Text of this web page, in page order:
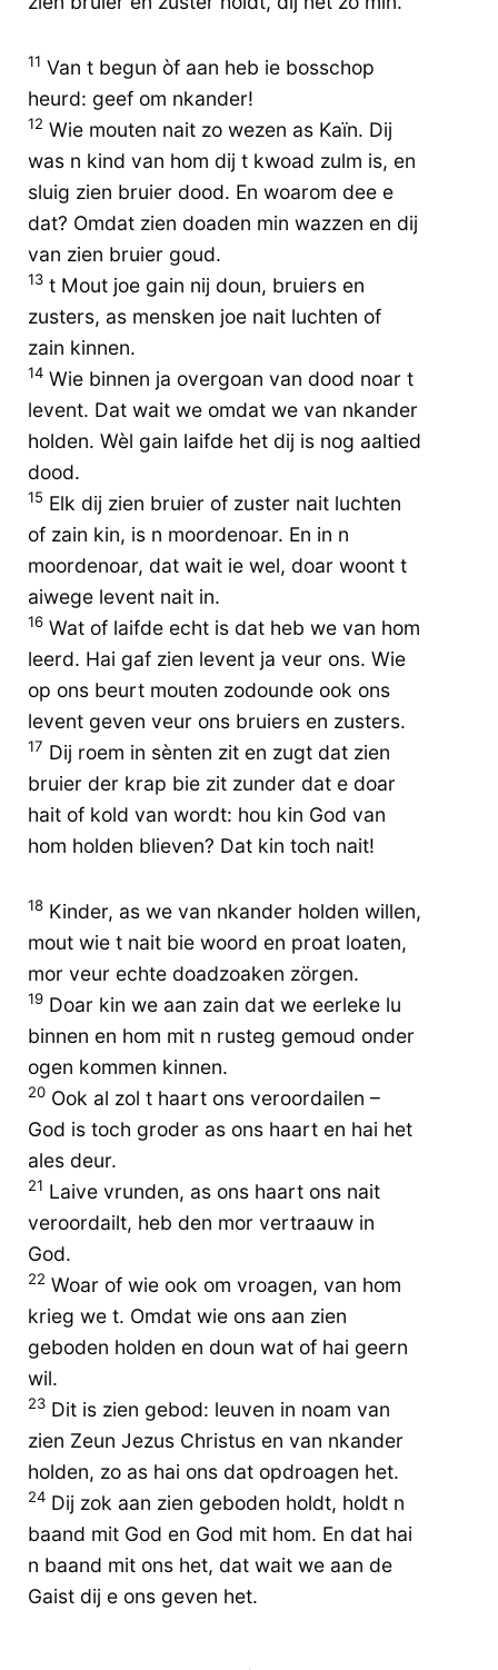
11 Van t begun òf aan heb ie bosschop
heurd: geef om nkander!
12 Wie mouten nait zo wezen as Kaïn. Dij
was n kind van hom dij t kwoad zulm is, en
sluig zien bruier dood. En woarom dee e
dat? Omdat zien doaden min wazzen en dij
van zien bruier goud.
13 t Mout joe gain nij doun, bruiers en
zusters, as mensken joe nait luchten of
zain kinnen.
14 Wie binnen ja overgoan van dood noar t
levent. Dat wait we omdat we van nkander
holden. Wèl gain laifde het dij is nog aaltied
dood.
15 Elk dij zien bruier of zuster nait luchten
of zain kin, is n moordenoar. En in n
moordenoar, dat wait ie wel, doar woont t
aiwege levent nait in.
16 Wat of laifde echt is dat heb we van hom
leerd. Hai gaf zien levent ja veur ons. Wie
op ons beurt mouten zodounde ook ons
levent geven veur ons bruiers en zusters.
17 Dij roem in sènten zit en zugt dat zien
bruier der krap bie zit zunder dat e doar
hait of kold van wordt: hou kin God van
hom holden blieven? Dat kin toch nait!
18 Kinder, as we van nkander holden willen,
mout wie t nait bie woord en proat loaten,
mor veur echte doadzoaken zörgen.
19 Doar kin we aan zain dat we eerleke lu
binnen en hom mit n rusteg gemoud onder
ogen kommen kinnen.
20 Ook al zol t haart ons veroordailen –
God is toch groder as ons haart en hai het
ales deur.
21 Laive vrunden, as ons haart ons nait
veroordailt, heb den mor vertraauw in
God.
22 Woar of wie ook om vroagen, van hom
krieg we t. Omdat wie ons aan zien
geboden holden en doun wat of hai geern
wil.
23 Dit is zien gebod: leuven in noam van
zien Zeun Jezus Christus en van nkander
holden, zo as hai ons dat opdroagen het.
24 Dij zok aan zien geboden holdt, holdt n
baand mit God en God mit hom. En dat hai
n baand mit ons het, dat wait we aan de
Gaist dij e ons geven het.